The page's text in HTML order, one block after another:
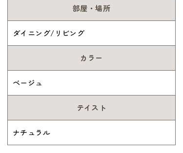
部屋・場所
ダイニング/リビング
カラー
ベージュ
テイスト
ナチュラル